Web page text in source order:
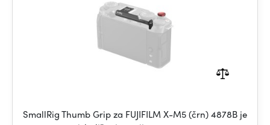
SmallRig Thumb Grip za FUJIFILM X-M5 (črn) 4878B je